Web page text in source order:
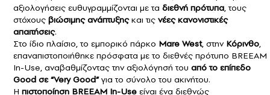
αξιολογήσεις ευθυγραμμίζονται με τα διεθνή πρότυπα, τους
στόχους βιώσιμης ανάπτυξηςκαι τις νέες κανονιστικές
απαιτήσεις.
Στο ίδιο πλαίσιο, το εμπορικό πάρκο Mare West, στην Κόρινθο,
επαναπιστοποιήθηκε πρόσφατα με το διεθνές πρότυπο BREEAM
In-Use, αναβαθμίζοντας την αξιολόγησή του από το επίπεδο
Good σε “Very Good”για το σύνολο του ακινήτου.
Η πιστοποίηση BREEAM In-Use είναι ένα διεθνώς